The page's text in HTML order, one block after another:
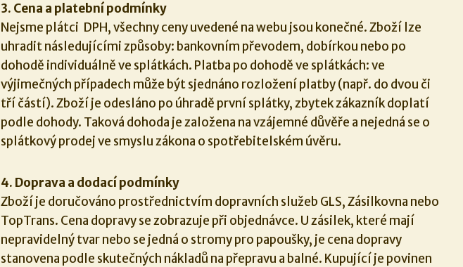
3. Cena a platební podmínky
Nejsme plátci DPH, všechny ceny uvedené na webu jsou konečné. Zboží lze
uhradit následujícími způsoby: bankovním převodem, dobírkou nebo po
dohodě individuálně ve splátkách. Platba po dohodě ve splátkách: ve
výjimečných případech může být sjednáno rozložení platby (např. do dvou či
tří částí). Zboží je odesláno po úhradě první splátky, zbytek zákazník doplatí
podle dohody. Taková dohoda je založena na vzájemné důvěře a nejedná se o
splátkový prodej ve smyslu zákona o spotřebitelském úvěru.
4. Doprava a dodací podmínky
Zboží je doručováno prostřednictvím dopravních služeb GLS, Zásilkovna nebo
TopTrans. Cena dopravy se zobrazuje při objednávce. U zásilek, které mají
nepravidelný tvar nebo se jedná o stromy pro papoušky, je cena dopravy
stanovena podle skutečných nákladů na přepravu a balné. Kupující je povinen